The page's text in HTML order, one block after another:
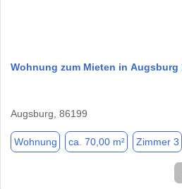
Wohnung zum Mieten in Augsburg
Augsburg, 86199
Wohnung ca. 70,00 m² Zimmer 3